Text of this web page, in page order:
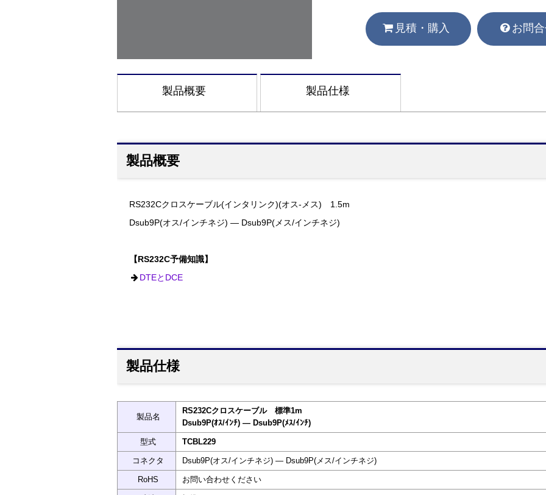
見積・購入 お問
製品概要 製品仕様
製品概要
RS232Cクロスケーブル(インタリンク)(オス-メス) 1.5m
Dsub9P(オス/インチネジ) ― Dsub9P(メス/インチネジ)
【RS232C予備知識】
DTEとDCE
製品仕様
製品名
RS232Cクロスケーブル 標準1m
Dsub9P(ｵｽ/ｲﾝﾁ) ― Dsub9P(ﾒｽ/ｲﾝﾁ)
型式 TCBL229
コネクタ Dsub9P(オス/インチネジ) ― Dsub9P(メス/インチネジ)
RoHS お問い合わせください